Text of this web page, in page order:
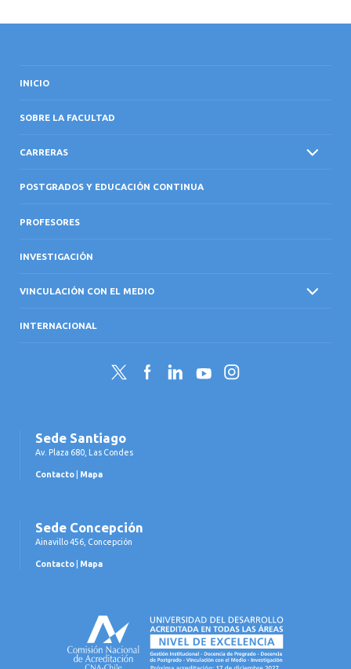
INICIO
SOBRE LA FACULTAD
CARRERAS
POSTGRADOS Y EDUCACIÓN CONTINUA
PROFESORES
INVESTIGACIÓN
VINCULACIÓN CON EL MEDIO
INTERNACIONAL
Twitter FacebookLinkedInYouTubeInstagram
Sede Santiago
Av. Plaza 680, Las Condes
Contacto Mapa
Sede Concepción
Ainavillo 456, Concepción
Contacto Mapa